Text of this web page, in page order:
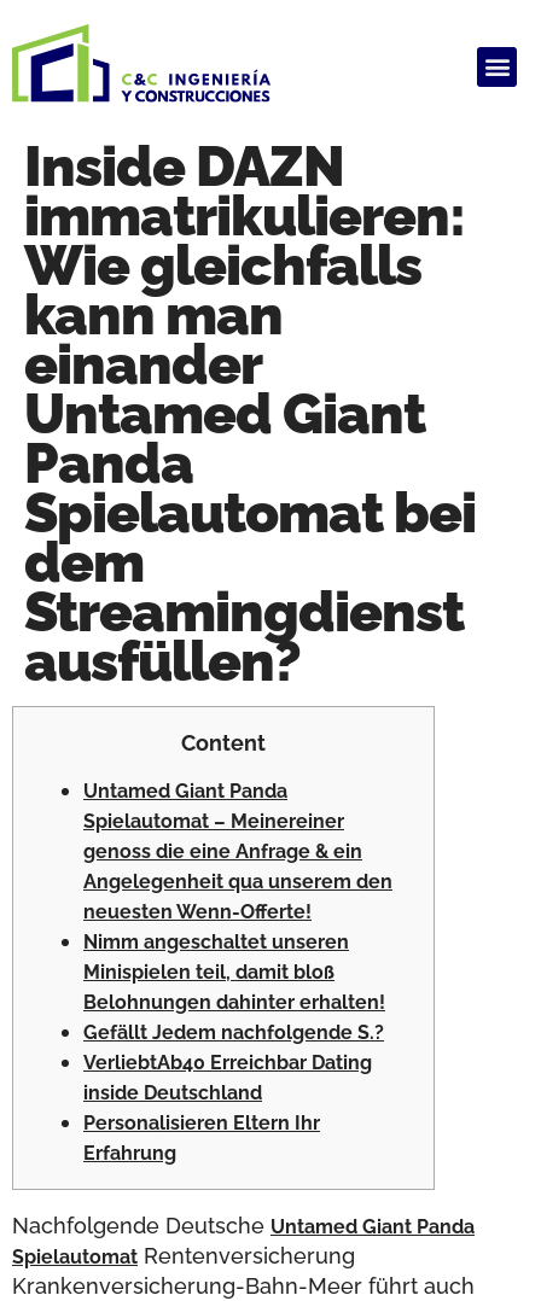
Inside DAZN
immatrikulieren:
Wie gleichfalls
kann man
einander
Untamed Giant
Panda
Spielautomat bei
dem
Streamingdienst
ausfüllen?
Content
Untamed Giant Panda
Spielautomat – Meinereiner
genoss die eine Anfrage & ein
Angelegenheit qua unserem den
neuesten Wenn-Offerte!
Nimm angeschaltet unseren
Minispielen teil, damit bloß
Belohnungen dahinter erhalten!
Gefällt Jedem nachfolgende S.?
VerliebtAb40 Erreichbar Dating
inside Deutschland
Personalisieren Eltern Ihr
Erfahrung
Nachfolgende Deutsche Untamed Giant Panda
Spielautomat Rentenversicherung
Krankenversicherung-Bahn-Meer führt auch